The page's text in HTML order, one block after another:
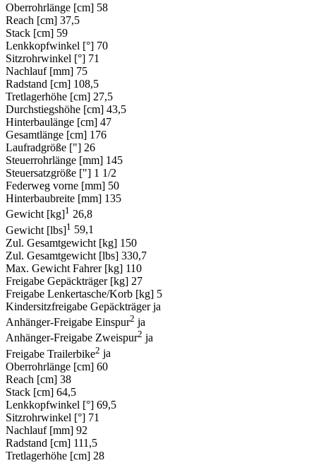
Oberrohrlänge [cm] 58
Reach [cm] 37,5
Stack [cm] 59
Lenkkopfwinkel [°] 70
Sitzrohrwinkel [°] 71
Nachlauf [mm] 75
Radstand [cm] 108,5
Tretlagerhöhe [cm] 27,5
Durchstiegshöhe [cm] 43,5
Hinterbaulänge [cm] 47
Gesamtlänge [cm] 176
Laufradgröße ["] 26
Steuerrohrlänge [mm] 145
Steuersatzgröße ["] 1 1/2
Federweg vorne [mm] 50
Hinterbaubreite [mm] 135
Gewicht [kg]1 26,8
Gewicht [lbs]1 59,1
Zul. Gesamtgewicht [kg] 150
Zul. Gesamtgewicht [lbs] 330,7
Max. Gewicht Fahrer [kg] 110
Freigabe Gepäckträger [kg] 27
Freigabe Lenkertasche/Korb [kg] 5
Kindersitzfreigabe Gepäckträger ja
Anhänger-Freigabe Einspur2 ja
Anhänger-Freigabe Zweispur2 ja
Freigabe Trailerbike2 ja
Oberrohrlänge [cm] 60
Reach [cm] 38
Stack [cm] 64,5
Lenkkopfwinkel [°] 69,5
Sitzrohrwinkel [°] 71
Nachlauf [mm] 92
Radstand [cm] 111,5
Tretlagerhöhe [cm] 28